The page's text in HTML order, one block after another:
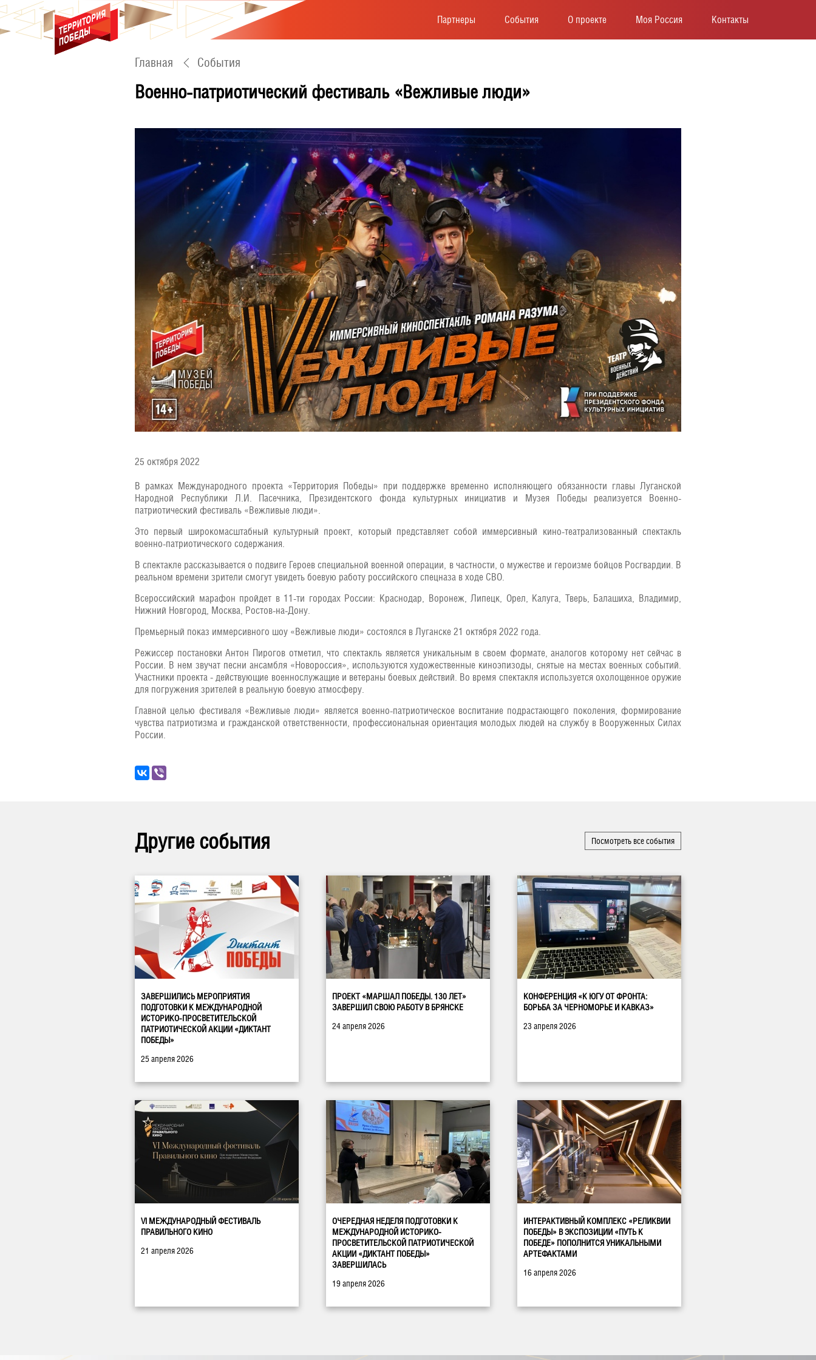
Партнеры События О проекте Моя Россия Контакты
Главная События
Военно-патриотический фестиваль «Вежливые люди»
25 октября 2022
В рамках Международного проекта «Территория Победы» при поддержке временно исполняющего обязанности главы Луганской
Народной Республики Л.И. Пасечника, Президентского фонда культурных инициатив и Музея Победы реализуется Военно-
патриотический фестиваль «Вежливые люди».
Это первый широкомасштабный культурный проект, который представляет собой иммерсивный кино-театрализованный спектакль
военно-патриотического содержания.
В спектакле рассказывается о подвиге Героев специальной военной операции, в частности, о мужестве и героизме бойцов Росгвардии. В
реальном времени зрители смогут увидеть боевую работу российского спецназа в ходе СВО.
Всероссийский марафон пройдет в 11-ти городах России: Краснодар, Воронеж, Липецк, Орел, Калуга, Тверь, Балашиха, Владимир,
Нижний Новгород, Москва, Ростов-на-Дону.
Премьерный показ иммерсивного шоу «Вежливые люди» состоялся в Луганске 21 октября 2022 года.
Режиссер постановки Антон Пирогов отметил, что спектакль является уникальным в своем формате, аналогов которому нет сейчас в
России. В нем звучат песни ансамбля «Новороссия», используются художественные киноэпизоды, снятые на местах военных событий.
Участники проекта ‒ действующие военнослужащие и ветераны боевых действий. Во время спектакля используется охолощенное оружие
для погружения зрителей в реальную боевую атмосферу.
Главной целью фестиваля «Вежливые люди» является военно-патриотическое воспитание подрастающего поколения, формирование
чувства патриотизма и гражданской ответственности, профессиональная ориентация молодых людей на службу в Вооруженных Силах
России.
Другие события Посмотреть все события
ЗАВЕРШИЛИСЬ МЕРОПРИЯТИЯ
ПОДГОТОВКИ К МЕЖДУНАРОДНОЙ
ИСТОРИКО-ПРОСВЕТИТЕЛЬСКОЙ
ПАТРИОТИЧЕСКОЙ АКЦИИ «ДИКТАНТ
ПОБЕДЫ»
25 апреля 2026
ПРОЕКТ «МАРШАЛ ПОБЕДЫ. 130 ЛЕТ»
ЗАВЕРШИЛ СВОЮ РАБОТУ В БРЯНСКЕ
24 апреля 2026
КОНФЕРЕНЦИЯ «К ЮГУ ОТ ФРОНТА:
БОРЬБА ЗА ЧЕРНОМОРЬЕ И КАВКАЗ»
23 апреля 2026
VI МЕЖДУНАРОДНЫЙ ФЕСТИВАЛЬ
ПРАВИЛЬНОГО КИНО
21 апреля 2026
ОЧЕРЕДНАЯ НЕДЕЛЯ ПОДГОТОВКИ К
МЕЖДУНАРОДНОЙ ИСТОРИКО-
ПРОСВЕТИТЕЛЬСКОЙ ПАТРИОТИЧЕСКОЙ
АКЦИИ «ДИКТАНТ ПОБЕДЫ»
ЗАВЕРШИЛАСЬ
19 апреля 2026
ИНТЕРАКТИВНЫЙ КОМПЛЕКС «РЕЛИКВИИ
ПОБЕДЫ» В ЭКСПОЗИЦИИ «ПУТЬ К
ПОБЕДЕ» ПОПОЛНИТСЯ УНИКАЛЬНЫМИ
АРТЕФАКТАМИ
16 апреля 2026